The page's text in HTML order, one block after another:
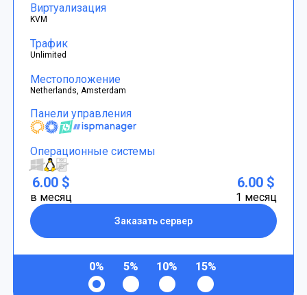
Виртуализация
KVM
Трафик
Unlimited
Местоположение
Netherlands, Amsterdam
Панели управления
Операционные системы
6.00 $
в месяц
Заказать сервер
6.00 $
1 месяц
0% 5% 10% 15%